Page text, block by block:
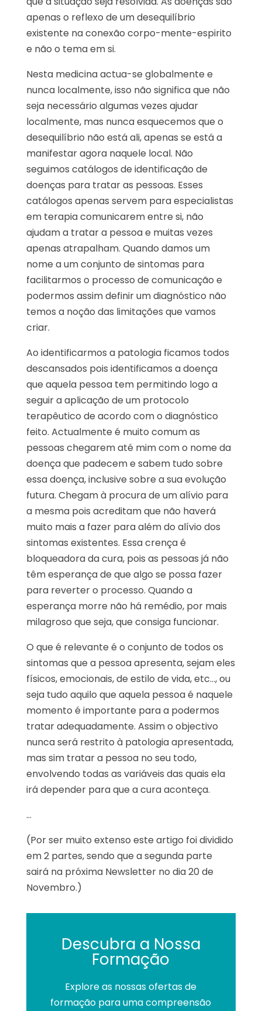
apenas o reflexo de um desequilíbrio
existente na conexão corpo-mente-espirito
e não o tema em si.
Nesta medicina actua-se globalmente e
nunca localmente, isso não significa que não
seja necessário algumas vezes ajudar
localmente, mas nunca esquecemos que o
desequilíbrio não está ali, apenas se está a
manifestar agora naquele local. Não
seguimos catálogos de identificação de
doenças para tratar as pessoas. Esses
catálogos apenas servem para especialistas
em terapia comunicarem entre si, não
ajudam a tratar a pessoa e muitas vezes
apenas atrapalham. Quando damos um
nome a um conjunto de sintomas para
facilitarmos o processo de comunicação e
podermos assim definir um diagnóstico não
temos a noção das limitações que vamos
criar.
Ao identificarmos a patologia ficamos todos
descansados pois identificamos a doença
que aquela pessoa tem permitindo logo a
seguir a aplicação de um protocolo
terapêutico de acordo com o diagnóstico
feito. Actualmente é muito comum as
pessoas chegarem até mim com o nome da
doença que padecem e sabem tudo sobre
essa doença, inclusive sobre a sua evolução
futura. Chegam à procura de um alívio para
a mesma pois acreditam que não haverá
muito mais a fazer para além do alívio dos
sintomas existentes. Essa crença é
bloqueadora da cura, pois as pessoas já não
têm esperança de que algo se possa fazer
para reverter o processo. Quando a
esperança morre não há remédio, por mais
milagroso que seja, que consiga funcionar.
O que é relevante é o conjunto de todos os
sintomas que a pessoa apresenta, sejam eles
físicos, emocionais, de estilo de vida, etc…, ou
seja tudo aquilo que aquela pessoa é naquele
momento é importante para a podermos
tratar adequadamente. Assim o objectivo
nunca será restrito à patologia apresentada,
mas sim tratar a pessoa no seu todo,
envolvendo todas as variáveis das quais ela
irá depender para que a cura aconteça.
…
(Por ser muito extenso este artigo foi dividido
em 2 partes, sendo que a segunda parte
sairá na próxima Newsletter no dia 20 de
Novembro.)
Descubra a Nossa
Formação
Explore as nossas ofertas de
formação para uma compreensão